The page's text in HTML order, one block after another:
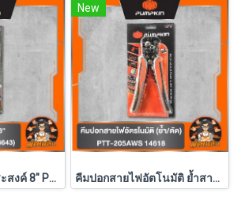
กรรไกรตัดอเนกประสงค์ 8" PRO-18MS PUMPKIN (33643)
New
คีมปอกสายไฟอัตโนมัติ ย้ำสาย/ตัด PTT-205AWS 14618